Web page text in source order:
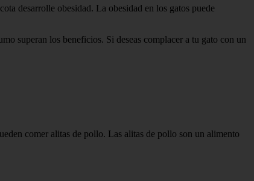
desarrolle obesidad. La obesidad en los gatos puede
superan los beneficios. Si deseas complacer a tu gato con un
comer alitas de pollo. Las alitas de pollo son un alimento